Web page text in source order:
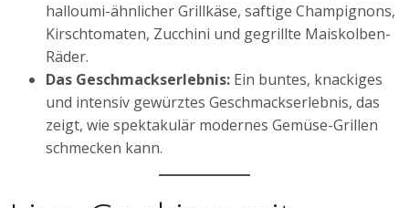
halloumi-ähnlicher Grillkäse, saftige Champignons,
Kirschtomaten, Zucchini und gegrillte Maiskolben-
Räder.
Das Geschmackserlebnis: Ein buntes, knackiges
und intensiv gewürztes Geschmackserlebnis, das
zeigt, wie spektakulär modernes Gemüse-Grillen
schmecken kann.